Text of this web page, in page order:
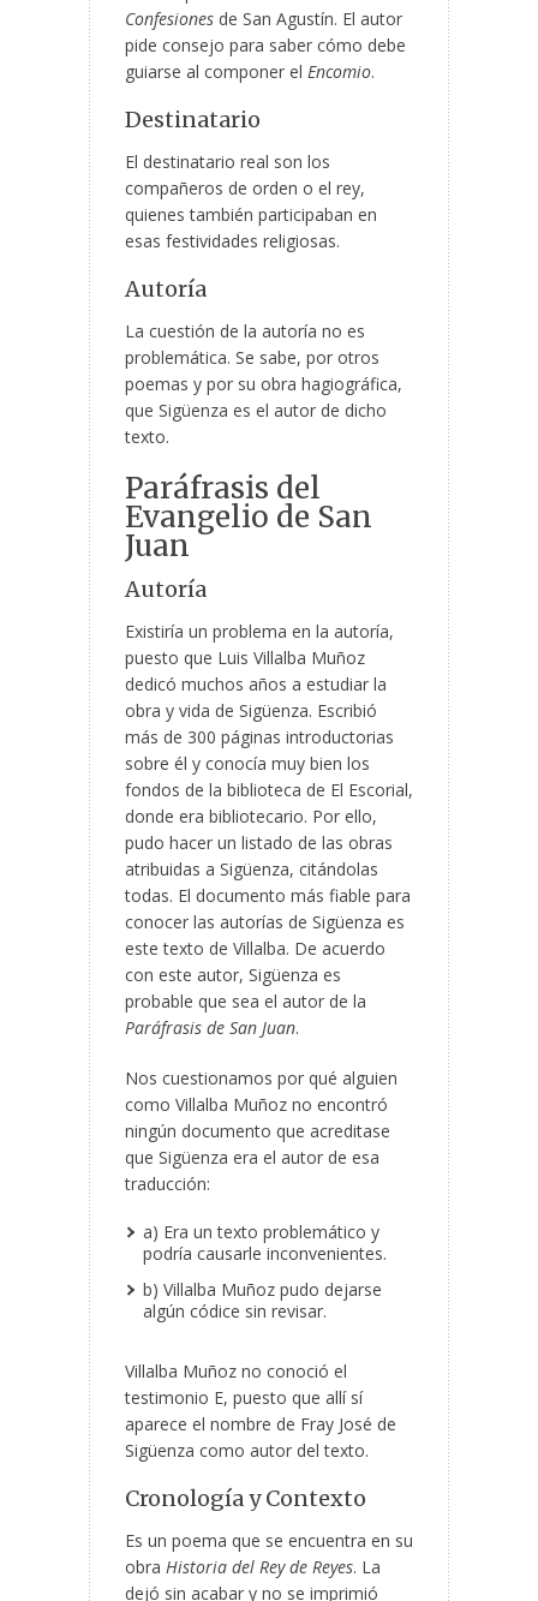
Confesiones de San Agustín. El autor
pide consejo para saber cómo debe
guiarse al componer el Encomio.
Destinatario
El destinatario real son los
compañeros de orden o el rey,
quienes también participaban en
esas festividades religiosas.
Autoría
La cuestión de la autoría no es
problemática. Se sabe, por otros
poemas y por su obra hagiográfica,
que Sigüenza es el autor de dicho
texto.
Paráfrasis del
Evangelio de San
Juan
Autoría
Existiría un problema en la autoría,
puesto que Luis Villalba Muñoz
dedicó muchos años a estudiar la
obra y vida de Sigüenza. Escribió
más de 300 páginas introductorias
sobre él y conocía muy bien los
fondos de la biblioteca de El Escorial,
donde era bibliotecario. Por ello,
pudo hacer un listado de las obras
atribuidas a Sigüenza, citándolas
todas. El documento más fiable para
conocer las autorías de Sigüenza es
este texto de Villalba. De acuerdo
con este autor, Sigüenza es
probable que sea el autor de la
Paráfrasis de San Juan.
Nos cuestionamos por qué alguien
como Villalba Muñoz no encontró
ningún documento que acreditase
que Sigüenza era el autor de esa
traducción:
a) Era un texto problemático y
podría causarle inconvenientes.
b) Villalba Muñoz pudo dejarse
algún códice sin revisar.
Villalba Muñoz no conoció el
testimonio E, puesto que allí sí
aparece el nombre de Fray José de
Sigüenza como autor del texto.
Cronología y Contexto
Es un poema que se encuentra en su
obra Historia del Rey de Reyes. La
dejó sin acabar y no se imprimió